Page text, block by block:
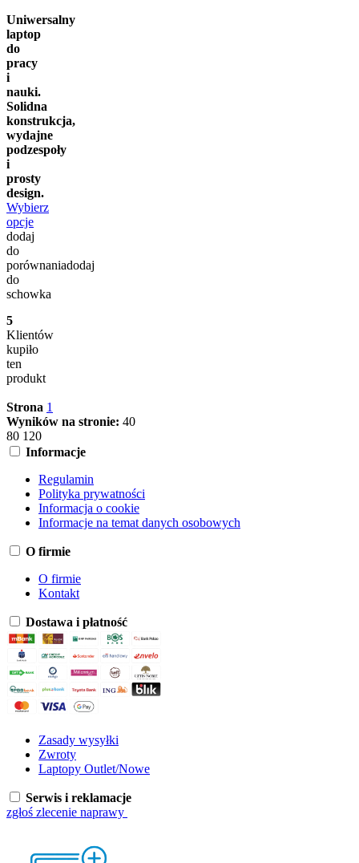
Uniwersalny
laptop
do
pracy
i
nauki.
Solidna
konstrukcja,
wydajne
podzespoły
i
prosty
design.
Wybierz
opcje
dodaj
do
porównaniadodaj
do
schowka
5
Klientów
kupiło
ten
produkt
Strona 1
Wyników na stronie: 40
80 120
Informacje
Regulamin
Polityka prywatności
Informacja o cookie
Informacje na temat danych osobowych
O firmie
O firmie
Kontakt
Dostawa i płatność
Zasady wysyłki
Zwroty
Laptopy Outlet/Nowe
Serwis i reklamacje
zgłoś zlecenie naprawy